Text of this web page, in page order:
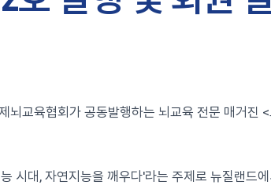
뇌교육협회가 공동발행하는 뇌교육 전문 매거
시대, 자연지능을 깨우다'라는 주제로 뉴질랜드